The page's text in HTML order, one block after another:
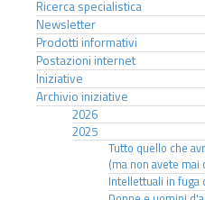
Ricerca specialistica
Newsletter
Prodotti informativi
Postazioni internet
Iniziative
Archivio iniziative
2026
2025
Tutto quello che
(ma non avete
Intellettuali in fuga